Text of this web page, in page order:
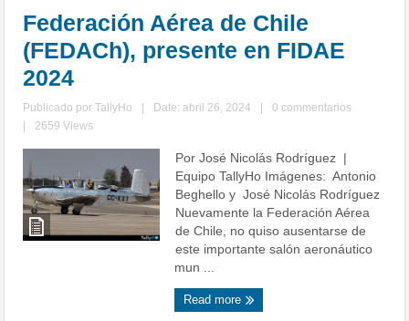
Federación Aérea de Chile
(FEDACh), presente en FIDAE
2024
Publicado porTallyHo Date: abril 26, 2024
0 commentarios
2659 Views
Por José Nicolás Rodríguez |
Equipo TallyHo Imágenes: Antonio
Beghello y José Nicolás Rodríguez
Nuevamente la Federación Aérea
de Chile, no quiso ausentarse de
este importante salón aeronáutico
mun ...
Read more